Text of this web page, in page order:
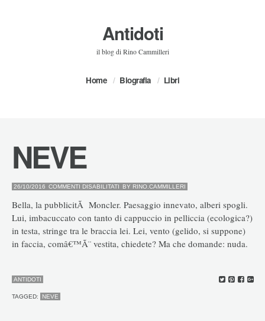
Antidoti
il blog di Rino Cammilleri
Home Biografia Libri
NEVE
26/10/2016 COMMENTI DISABILITATI SU
BY RINO.CAMMILLERI
Bella, la pubblicitÃ Moncler. Paesaggio innevato, alberi spogli.
Lui, imbacuccato con tanto di cappuccio in pelliccia (ecologica?)
in testa, stringe tra le braccia lei. Lei, vento (gelido, si suppone)
in faccia, comâ€™Ã¨ vestita, chiedete? Ma che domande: nuda.
ANTIDOTI
TAGGED: NEVE